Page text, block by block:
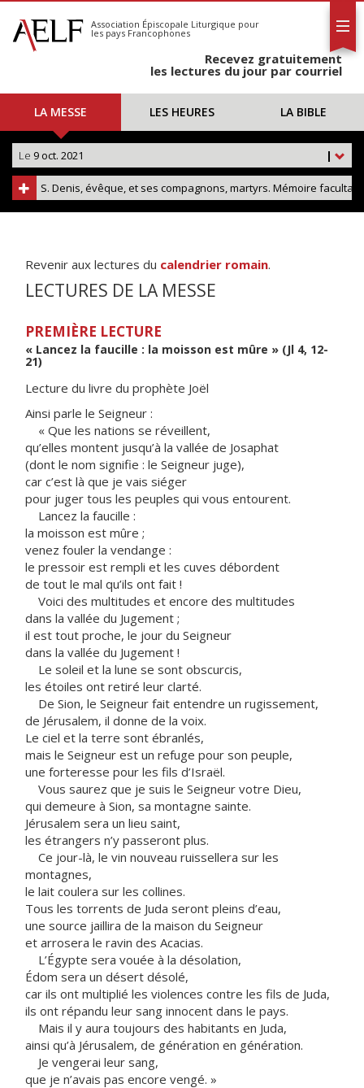
S'abonner
Calendrier
Association Épiscopale Liturgique pour
les pays Francophones
Recevez gratuitement
les lectures du jour par courriel
LA MESSE LES HEURES LA BIBLE
|
Le 9 oct. 2021
S. Denis, évêque, et ses compagnons, martyrs. Mémoire
Revenir aux lectures du calendrier romain.
LECTURES DE LA MESSE
PREMIÈRE LECTURE
« Lancez la faucille : la moisson est mûre » (Jl 4, 12-
21)
Lecture du livre du prophète Joël
Ainsi parle le Seigneur :
« Que les nations se réveillent,
qu’elles montent jusqu’à la vallée de Josaphat
(dont le nom signifie : le Seigneur juge),
car c’est là que je vais siéger
pour juger tous les peuples qui vous entourent.
Lancez la faucille :
la moisson est mûre ;
venez fouler la vendange :
le pressoir est rempli et les cuves débordent
de tout le mal qu’ils ont fait !
Voici des multitudes et encore des multitudes
dans la vallée du Jugement ;
il est tout proche, le jour du Seigneur
dans la vallée du Jugement !
Le soleil et la lune se sont obscurcis,
les étoiles ont retiré leur clarté.
De Sion, le Seigneur fait entendre un rugissement,
de Jérusalem, il donne de la voix.
Le ciel et la terre sont ébranlés,
mais le Seigneur est un refuge pour son peuple,
une forteresse pour les fils d’Israël.
Vous saurez que je suis le Seigneur votre Dieu,
qui demeure à Sion, sa montagne sainte.
Jérusalem sera un lieu saint,
les étrangers n’y passeront plus.
Ce jour-là, le vin nouveau ruissellera sur les
montagnes,
le lait coulera sur les collines.
Tous les torrents de Juda seront pleins d’eau,
une source jaillira de la maison du Seigneur
et arrosera le ravin des Acacias.
L’Égypte sera vouée à la désolation,
Édom sera un désert désolé,
car ils ont multiplié les violences contre les fils de Juda,
ils ont répandu leur sang innocent dans le pays.
Mais il y aura toujours des habitants en Juda,
ainsi qu’à Jérusalem, de génération en génération.
Je vengerai leur sang,
que je n’avais pas encore vengé. »